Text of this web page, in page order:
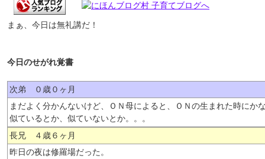
まぁ、今日は無礼講だ！
今日のせがれ覚書
次弟 ０歳０ヶ月
まだよく分かんないけど、ＯＮ母によると、ＯＮの生まれた時にか
似ているとか、似ていないとか。。。
長兄 ４歳６ヶ月
昨日の夜は修羅場だった。